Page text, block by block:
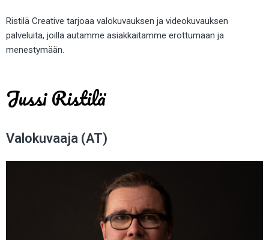
Ristilä Creative tarjoaa valokuvauksen ja videokuvauksen
palveluita, joilla autamme asiakkaitamme erottumaan ja
menestymään.
Jussi Ristilä
Valokuvaaja (AT)